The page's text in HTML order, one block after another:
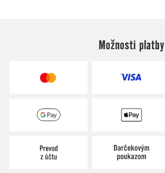
Možnosti platby